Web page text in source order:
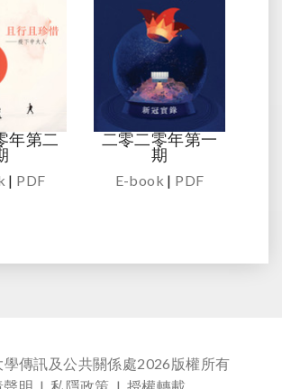
年第二
| PDF
二零二零年第一
期
E-book | PDF
傳訊及公共關係處2026版權所有